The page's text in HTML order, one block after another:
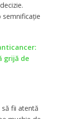
semnificație
grijă de
fii atentă